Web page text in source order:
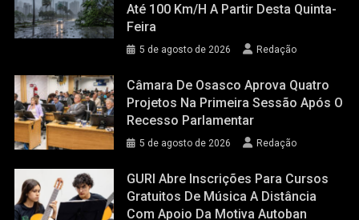
Até 100 Km/h A Partir Desta Quinta-
Feira
5 de agosto de 2026 Redação
Câmara De Osasco Aprova Quatro
Projetos Na Primeira Sessão Após O
Recesso Parlamentar
5 de agosto de 2026 Redação
GURI Abre Inscrições Para Cursos
Gratuitos De Música A Distância
Com Apoio Da Motiva Autoban